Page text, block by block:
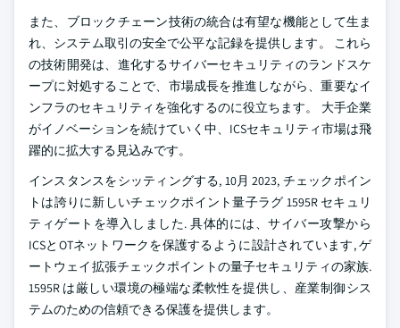
また、ブロックチェーン技術の統合は有望な機能として生ま
れ、システム取引の安全で公平な記録を提供します。 これら
の技術開発は、進化するサイバーセキュリティのランドスケ
ープに対処することで、市場成長を推進しながら、重要なイ
ンフラのセキュリティを強化するのに役立ちます。 大手企業
がイノベーションを続けていく中、ICSセキュリティ市場は飛
躍的に拡大する見込みです。
インスタンスをシッティングする, 10月 2023, チェックポイン
トは誇りに新しいチェックポイント量子ラグ 1595R セキュリ
ティゲートを導入しました. 具体的には、サイバー攻撃から
ICSとOTネットワークを保護するように設計されています, ゲ
ートウェイ拡張チェックポイントの量子セキュリティの家族.
1595R は厳しい環境の極端な柔軟性を提供し、産業制御シス
テムのための信頼できる保護を提供します。